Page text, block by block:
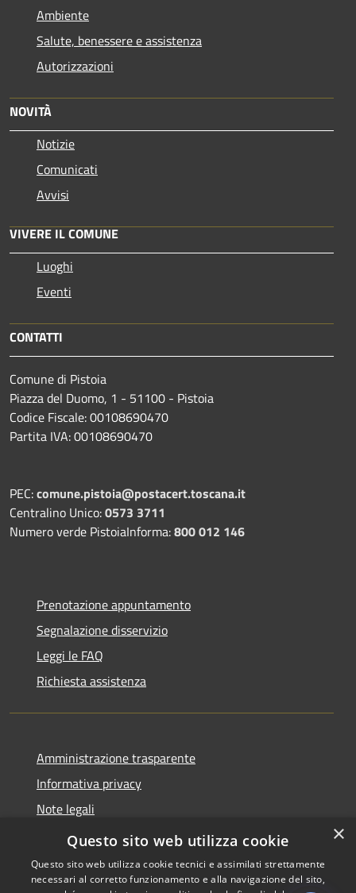
Ambiente
Salute, benessere e assistenza
Autorizzazioni
NOVITÀ
Notizie
Comunicati
Avvisi
VIVERE IL COMUNE
Luoghi
Eventi
CONTATTI
Comune di Pistoia
Piazza del Duomo, 1 - 51100 - Pistoia
Codice Fiscale: 00108690470
Partita IVA: 00108690470
PEC:comune.pistoia@postacert.toscana.it
Centralino Unico:0573 3711
Numero verde PistoiaInforma:800 012 146
Prenotazione appuntamento
Segnalazione disservizio
Leggi le FAQ
Richiesta assistenza
Amministrazione trasparente
Informativa privacy
Note legali
Dichiarazione di accessibilità
×
Questo sito web utilizza cookie
Questo sito web utilizza cookie tecnici e assimilati strettamente
necessari al corretto funzionamento e alla navigazione del sito,